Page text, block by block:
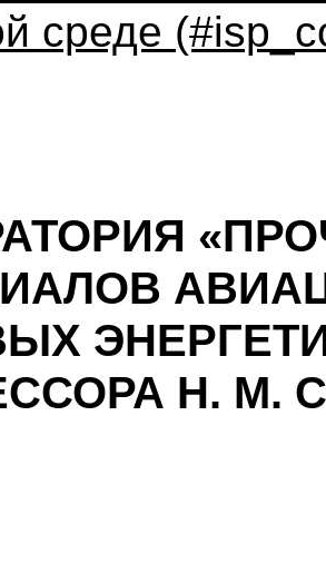
среде
Н. М.